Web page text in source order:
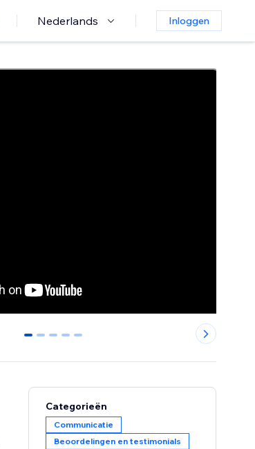
Nederlands Inloggen
0 1 2 3 4
Categorieën
Communicatie
Beoordelingen en testimonials